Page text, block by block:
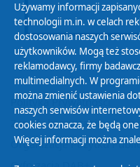
Polityka Prywatności
Zasady korzystania z
Organizacje Pożytku
Używamy informacji
technologii m.in. w celach
dostosowania naszych
użytkowników. Mogą też
reklamodawcy, firmy
multimedialnych. W
można zmienić ustawienia
naszych serwisów
cookies oznacza, że będą
Więcej informacji można